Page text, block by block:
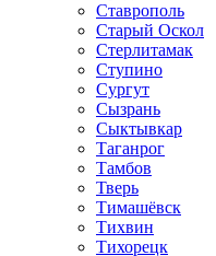
Ставрополь
Старый Оскол
Стерлитамак
Ступино
Сургут
Сызрань
Сыктывкар
Таганрог
Тамбов
Тверь
Тимашёвск
Тихвин
Тихорецк